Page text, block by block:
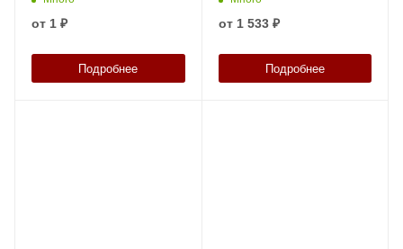
от 1 ₽
Подробнее
от 1 533 ₽
Подробнее